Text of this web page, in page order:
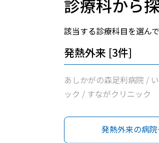
診療科から
該当する診療科目を選んで
発熱外来 [3件]
あしかがの森足利病院 /
ック / すながクリニック
発熱外来の病